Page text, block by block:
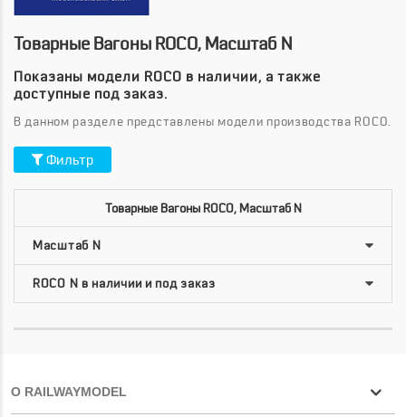
Товарные Вагоны ROCO, Масштаб N
Показаны модели ROCO в наличии, а также
доступные под заказ.
В данном разделе представлены модели производства ROCO.
Фильтр
Товарные Вагоны ROCO, Масштаб N
О RAILWAYMODEL